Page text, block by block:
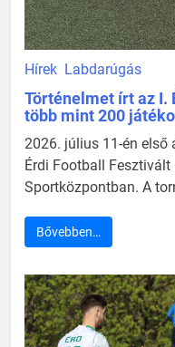
Hírek Labdarúgás
Történelmet írt az I.
több mint 200
2026. július 11-én
Érdi Football Fesztivált
Sportközpontban. A
Bővebben…